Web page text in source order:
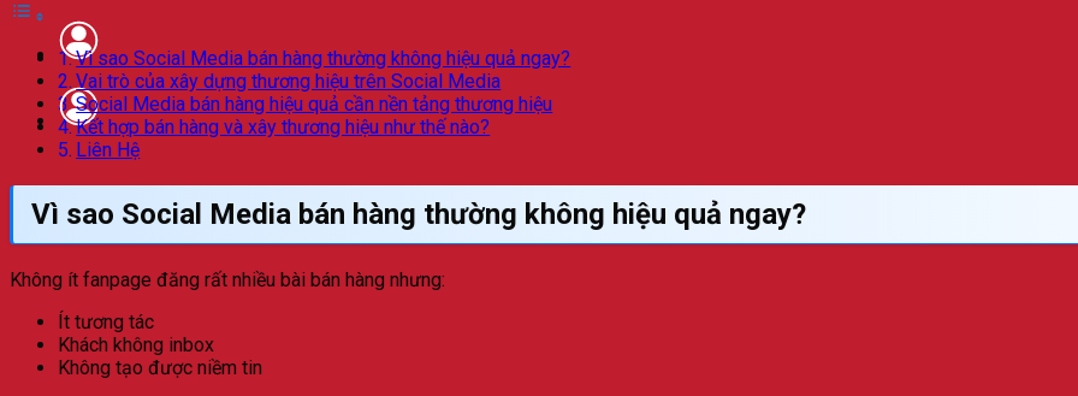
Vì sao Social Media bán hàng thường không hiệu quả ngay?
Vai trò của xây dựng thương hiệu trên Social Media
Social Media bán hàng hiệu quả cần nền tảng thương hiệu
Kết hợp bán hàng và xây thương hiệu như thế nào?
Liên Hệ
Vì sao Social Media bán hàng thường không hiệu quả ngay?
Không ít fanpage đăng rất nhiều bài bán hàng nhưng:
Ít tương tác
Khách không inbox
Không tạo được niềm tin